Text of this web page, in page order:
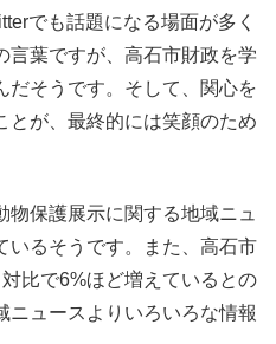
でも話題になる場面が多く
言葉ですが、高石市財政を学
だそうです。そして、関心を
とが、最終的には笑顔のため
保護展示に関する地域ニュ
いるそうです。また、高石市
比で6%ほど増えているとの
ニュースよりいろいろな情報